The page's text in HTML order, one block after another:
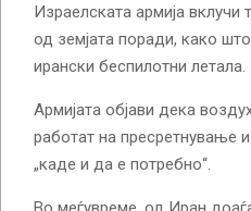
Израелската армија вклучи
од земјата поради, како
ирански беспилотни летала.
Армијата објави дека
работат на пресретнување
„каде и да е потребно“.